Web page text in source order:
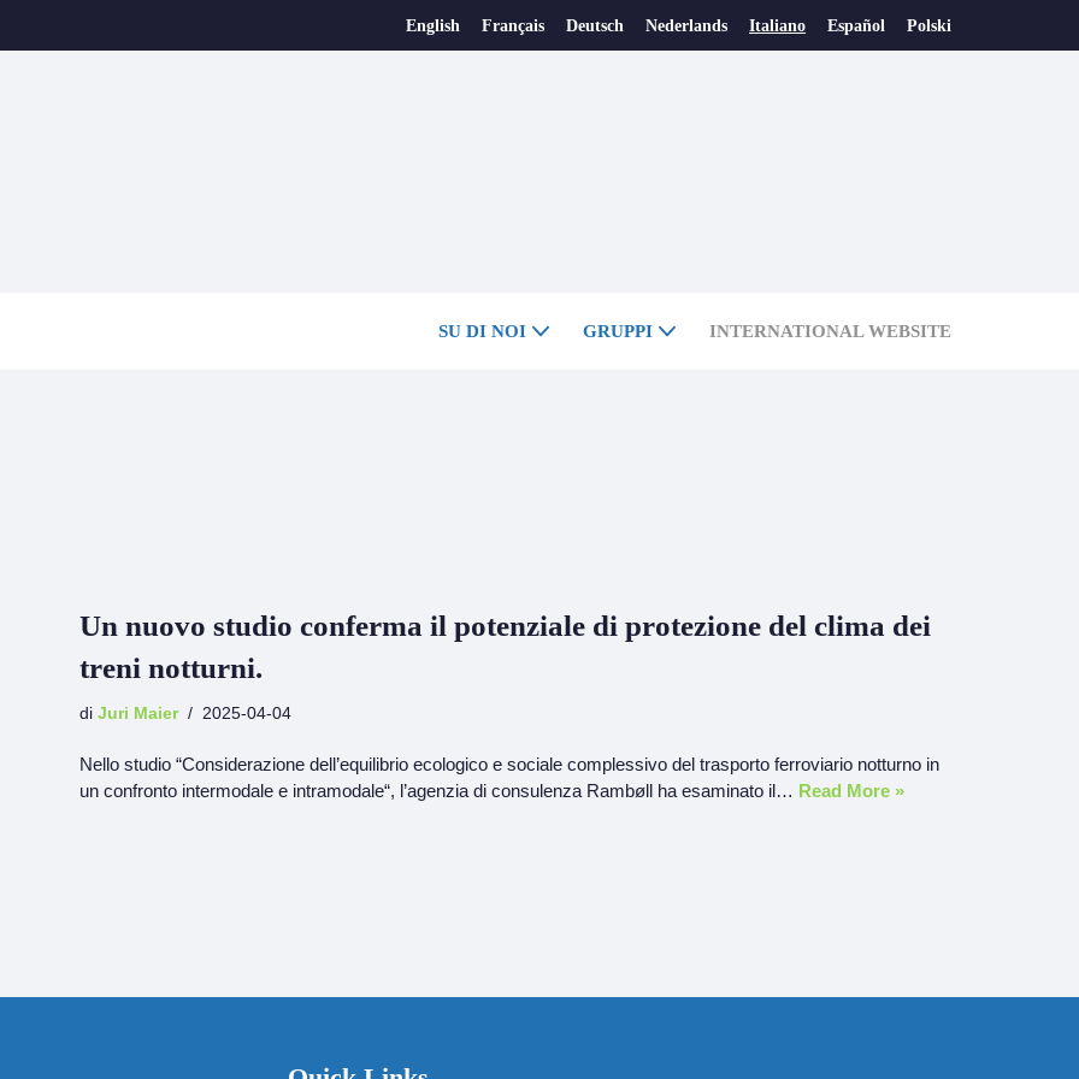
English Français Deutsch Nederlands Italiano Español Polski
SU DI NOI GRUPPI INTERNATIONAL WEBSITE
Un nuovo studio conferma il potenziale di protezione del clima dei
treni notturni.
di Juri Maier 2025-04-04
Nello studio “Considerazione dell’equilibrio ecologico e sociale complessivo del trasporto ferroviario notturno in
un confronto intermodale e intramodale“, l’agenzia di consulenza Rambøll ha esaminato il… Read More »